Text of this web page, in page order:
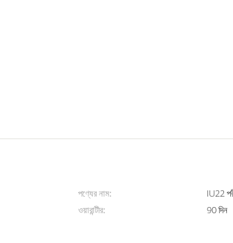
পণ্যের নাম:
IU22
ওয়ারান্টীর:
90 দিন